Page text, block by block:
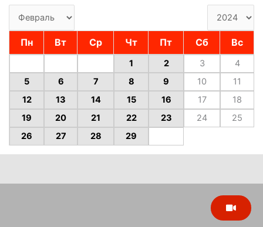
Пн Вт Ср Чт Пт Сб Вс
1 2 3
4
5
6 7 8 9 10
11
12
13 14 15 16 17
18
19
20 21 22 23 24
25
26
27 28 29